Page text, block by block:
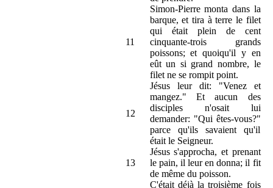
11
Simon-Pierre monta dans la
barque, et tira à terre le filet
qui était plein de cent
cinquante-trois grands
poissons; et quoiqu'il y en
eût un si grand nombre, le
filet ne se rompit point.
12
Jésus leur dit: "Venez et
mangez." Et aucun des
disciples n'osait lui
demander: "Qui êtes-vous?"
parce qu'ils savaient qu'il
était le Seigneur.
13
Jésus s'approcha, et prenant
le pain, il leur en donna; il fit
de même du poisson.
C'était déjà la troisième fois